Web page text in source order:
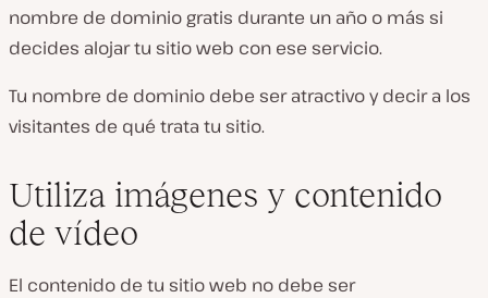
nombre de dominio gratis durante un año o más si
decides alojar tu sitio web con ese servicio.
Tu nombre de dominio debe ser atractivo y decir a los
visitantes de qué trata tu sitio.
Utiliza imágenes y contenido
de vídeo
El contenido de tu sitio web no debe ser